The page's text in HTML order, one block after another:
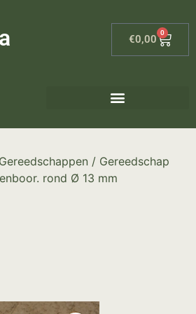
€0,00
0
Gereedschappen / Gereedschap
rond Ø 13 mm